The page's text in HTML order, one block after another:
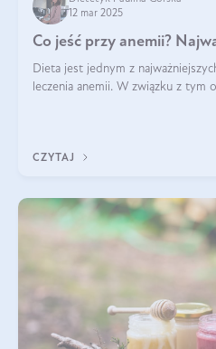
12 mar 2025
Co jeść przy anemii?
Dieta jest jednym z
leczenia anemii. W związku z tym
CZYTAJ